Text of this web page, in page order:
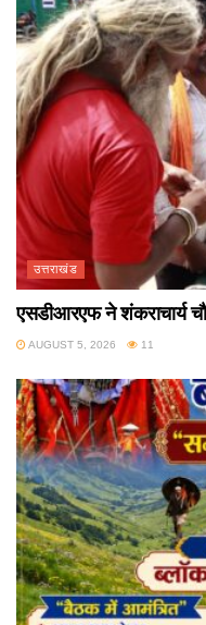
उत्तराखंड
एसडीआरएफ ने शंकराचार्य
AUGUST 5, 2026 11